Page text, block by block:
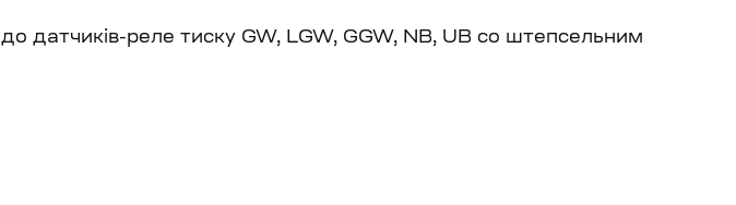
датчиків-реле тиску GW, LGW, GGW, NB, UB со штепсельним